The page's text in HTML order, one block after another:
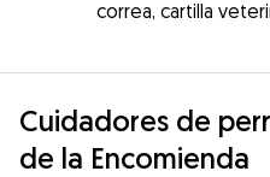
correa, cartilla
Cuidadores de
de la Encomienda